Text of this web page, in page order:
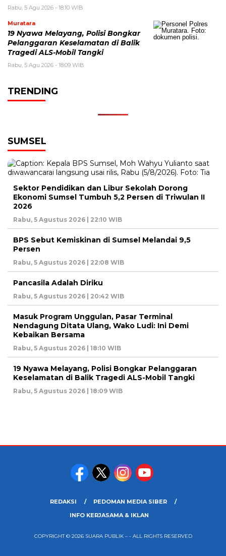
Rabu, 5 Agu 2026 - 18:10 WIB
Muratara
19 Nyawa Melayang, Polisi Bongkar
Pelanggaran Keselamatan di Balik
Tragedi ALS-Mobil Tangki
Rabu, 5 Agu 2026 - 18:09 WIB
TRENDING
SUMSEL
Sektor Pendidikan dan Libur Sekolah Dorong
Ekonomi Sumsel Tumbuh 5,2 Persen di Triwulan II
2026
Rabu, 5 Agustus 2026 | 22:10 WIB
BPS Sebut Kemiskinan di Sumsel Melandai 9,5
Persen
Rabu, 5 Agustus 2026 | 22:08 WIB
Pancasila Adalah Diriku
Rabu, 5 Agustus 2026 | 20:42 WIB
Masuk Program Unggulan, Pasar Terminal
Nendagung Ditata Ulang, Wako Ludi: Ini Demi
Kebaikan Bersama
Rabu, 5 Agustus 2026 | 18:10 WIB
19 Nyawa Melayang, Polisi Bongkar Pelanggaran
Keselamatan di Balik Tragedi ALS-Mobil Tangki
Rabu, 5 Agustus 2026 | 18:09 WIB
REDAKSI
PEDOMAN MEDIA SIBER
INFO KERJASAMA & IKLAN
COPYRIGHT © 2026 SUARA PUBLIK – - ALL RIGHTS RESERVED